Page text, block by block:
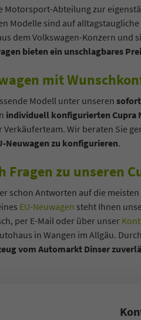
Motorsport-Abteilung zur
Modelle sind auf
dem Volkswagen-Konzern
bieten ein unschlagbares
mit
Modell unter unseren
individuell konfigurierten Cupra
Verkäuferteam. Wir beraten Sie
Neuwagen zu konfigurieren.
Fragen zu unseren
schon Antworten auf die
EU-Neuwagen steht Ihnen
per E-Mail oder über unser
in Wangen im Allgäu.
vom Automarkt Dinser